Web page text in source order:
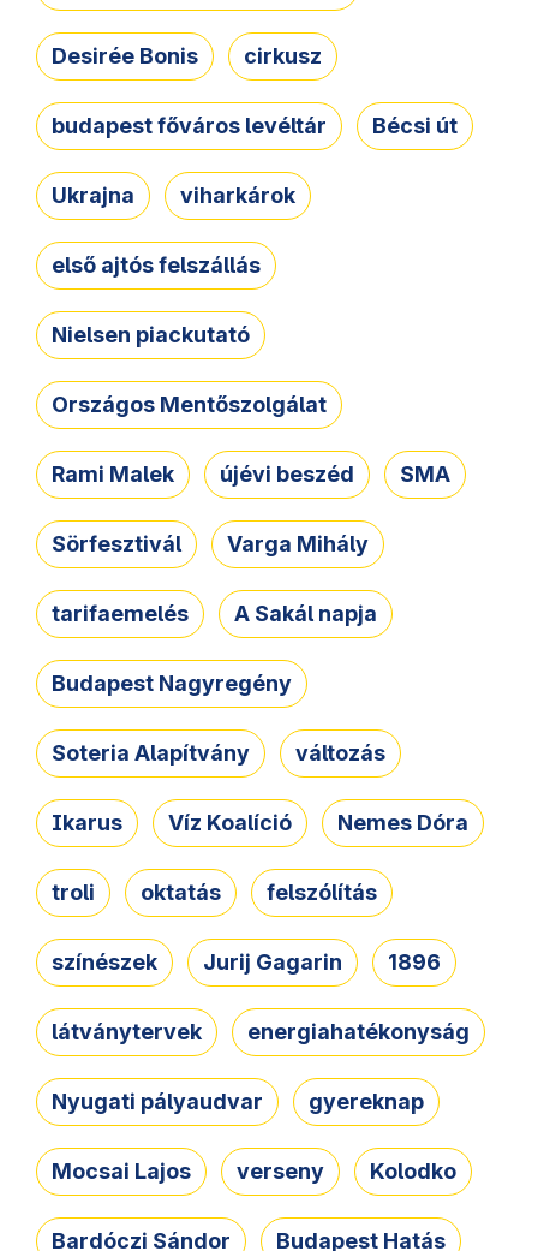
Desirée Bonis cirkusz
budapest főváros levéltár Bécsi út
Ukrajna viharkárok
első ajtós felszállás
Nielsen piackutató
Országos Mentőszolgálat
Rami Malek újévi beszéd SMA
Sörfesztivál Varga Mihály
tarifaemelés A Sakál napja
Budapest Nagyregény
Soteria Alapítvány változás
Ikarus Víz Koalíció Nemes Dóra
troli oktatás felszólítás
színészek Jurij Gagarin 1896
látványtervek energiahatékonyság
Nyugati pályaudvar gyereknap
Mocsai Lajos verseny Kolodko
Bardóczi Sándor Budapest Hatás